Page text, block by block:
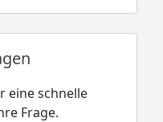
eine schnelle
Frage.